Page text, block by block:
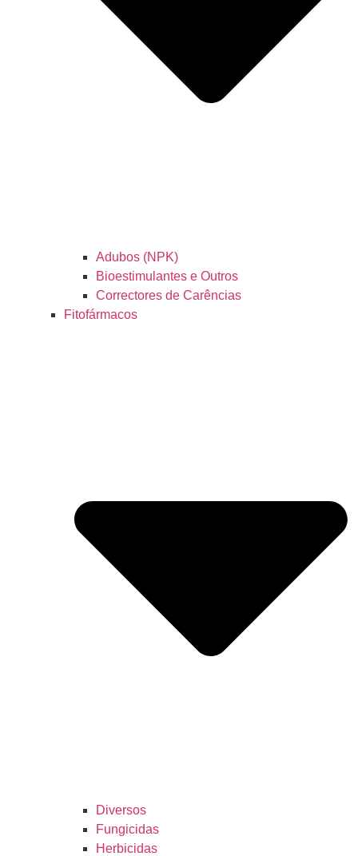
Adubos (NPK)
Bioestimulantes e Outros
Correctores de Carências
Fitofármacos
Diversos
Fungicidas
Herbicidas